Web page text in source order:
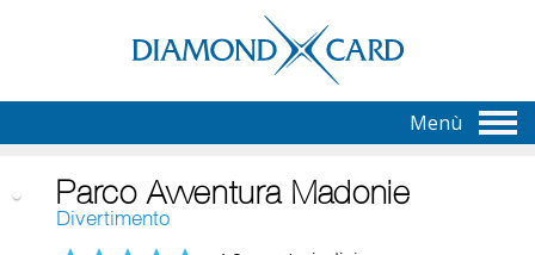
Menù
Parco Avventura Madonie
Divertimento